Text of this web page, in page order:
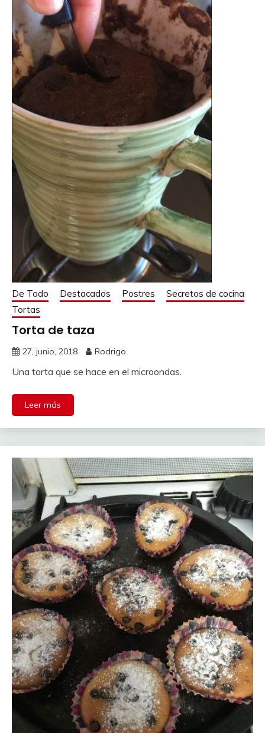
De Todo Destacados Postres
Secretos de cocina
Tortas
Torta de taza
27, junio, 2018 Rodrigo
Una torta que se hace en el microondas.
Leer más